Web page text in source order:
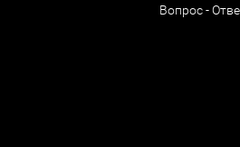
Вопрос -